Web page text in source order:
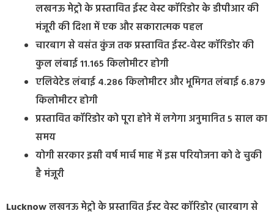
लखनऊ मेट्रो के प्रस्तावित ईस्ट वेस्ट कॉरिडोर के डीपीआर की
मंजूरी की दिशा में एक और सकारात्मक पहल
चारबाग से वसंत कुंज तक प्रस्तावित ईस्ट-वेस्ट कॉरिडोर की
कुल लंबाई 11.165 किलोमीटर होगी
एलिवेटेड लंबाई 4.286 किलोमीटर और भूमिगत लंबाई 6.879
किलोमीटर होगी
प्रस्तावित कॉरिडोर को पूरा होने में लगेगा अनुमानित 5 साल का
समय
योगी सरकार इसी वर्ष मार्च माह में इस परियोजना को दे चुकी
है मंजूरी
Lucknowलखनऊ मेट्रो के प्रस्तावित ईस्ट वेस्ट कॉरिडोर (चारबाग से